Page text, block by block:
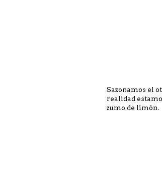
Sazonamos el
realidad
zumo de limón.